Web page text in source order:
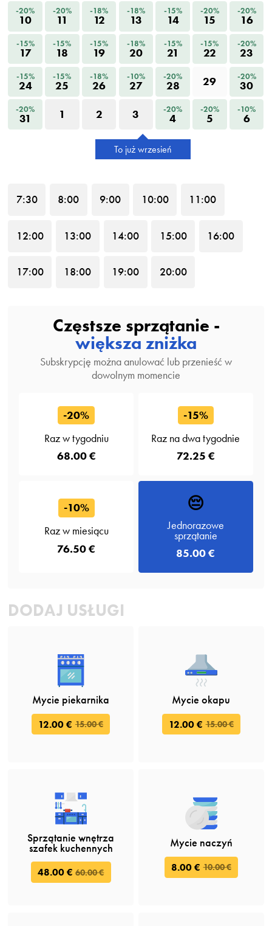
-20%
10
-20%
11
-18%
12
-18%
13
-15%
14
-20%
15
-20%
16
-15%
17
-15%
18
-15%
19
-18%
20
-15%
21
-15%
22
-20%
23
-15%
24
-15%
25
-18%
26
-10%
27
-20%
28 29 -20%
30
-20%
31 1 2 3 -20%
4
-20%
5
-10%
6
To już wrzesień
7:30 8:00 9:00 10:00 11:00
12:00 13:00 14:00 15:00 16:00
17:00 18:00 19:00 20:00
Częstsze sprzątanie -
większa zniżka
Subskrypcję można anulować lub przenieść w
dowolnym momencie
-20%
Raz w tygodniu
68.00 €
-15%
Raz na dwa tygodnie
72.25 €
-10%
Raz w miesiącu
76.50 €
😔
Jednorazowe
sprzątanie
85.00 €
DODAJ USŁUGI
Mycie piekarnika
12.00 € 15.00 €
Mycie okapu
12.00 € 15.00 €
Sprzątanie wnętrza
szafek kuchennych
48.00 € 60.00 €
Mycie naczyń
8.00 € 10.00 €